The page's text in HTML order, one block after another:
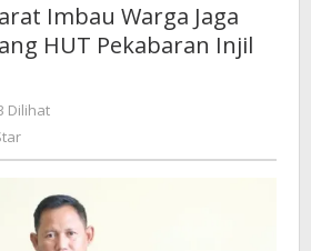
Imbau
Warga
Pekabaran
Imbau Warga Jaga
HUT Pekabaran Injil
Dilihat